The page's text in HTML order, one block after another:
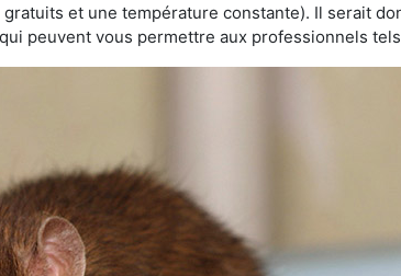
et une température constante). Il serait
peuvent vous permettre aux professionnels